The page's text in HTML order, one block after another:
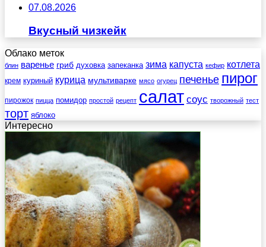
07.08.2026
Вкусный чизкейк
Облако меток
блин варенье гриб духовка запеканка зима капуста кефир котлета
крем куриный курица мультиварке мясо огурец печенье пирог
пирожок пицца помидор простой рецепт салат соус творожный тест
торт яблоко
Интересно